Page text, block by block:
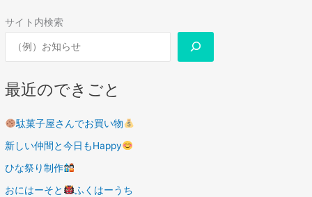
サイト内検索
最近のできごと
駄菓子屋さんでお買い物
新しい仲間と今日もHappy
ひな祭り制作
おにはーそと
ふくはーうち